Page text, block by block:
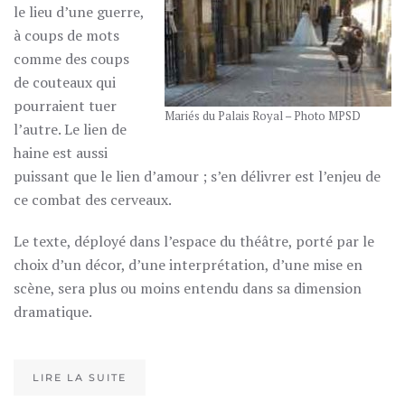
Mariés du Palais Royal – Photo MPSD
le lieu d’une guerre,
à coups de mots
comme des coups
de couteaux qui
pourraient tuer
l’autre. Le lien de
haine est aussi
puissant que le lien d’amour ; s’en délivrer est l’enjeu de
ce combat des cerveaux.
Le texte, déployé dans l’espace du théâtre, porté par le
choix d’un décor, d’une interprétation, d’une mise en
scène, sera plus ou moins entendu dans sa dimension
dramatique.
LIRE LA SUITE